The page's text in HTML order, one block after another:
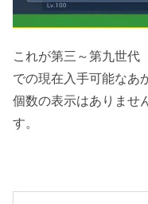
これが第三～第九世代
での現在入手可能なあ
個数の表示はありませ
す。